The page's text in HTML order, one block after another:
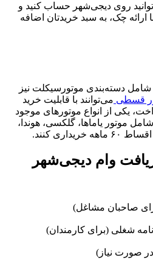
روی دیجی‌شهر حساب کنید و
ارائه چک، به سبد خریدتان اضافه
دسته‌بندی موتورسیکلت نیز
قسطی می‌توانند با قابلیت خرید
یکی از انواع موتورهای موجود
موتور یاماها، گلکسی، هوندا،
کنند.
وام دیجی‌شهر
صاحبان مشاغل)
شغلی (برای کارمندان)
صورت نیاز)